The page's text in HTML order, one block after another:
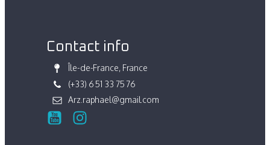
Contact info
Île-de-France, France
(+33) 6 51 33 75 76
Arz.raphael@gmail.com